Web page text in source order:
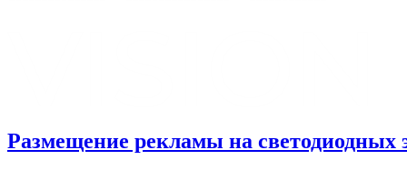
Размещение рекламы на светодиодных